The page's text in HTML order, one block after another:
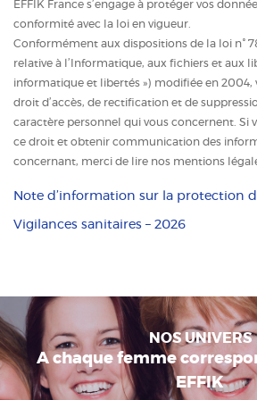
EFFIK France s’engage à protéger vos
conformité avec la loi en vigueur.
Conformément aux dispositions de la loi n°
relative à l’Informatique, aux fichiers et aux
informatique et libertés ») modifiée en 2004,
droit d’accès, de rectification et de
caractère personnel qui vous concernent. Si
ce droit et obtenir communication des
concernant, merci de lire nos mentions
Note d’information sur la protection
Vigilances sanitaires – 2026
NOS UNIVERS
A chaque femme
EFFIK